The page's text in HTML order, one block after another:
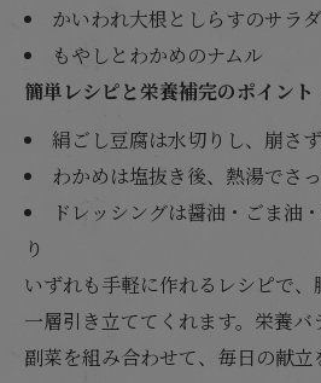
かいわれ大根としらすのサラダ
もやしとわかめのナムル
簡単レシピと栄養補完のポイント
絹ごし豆腐は水切りし、崩さ
わかめは塩抜き後、熱湯でさ
ドレッシングは醤油・ごま油
り
いずれも手軽に作れるレシピで、
一層引き立ててくれます。栄養
副菜を組み合わせて、毎日の献立